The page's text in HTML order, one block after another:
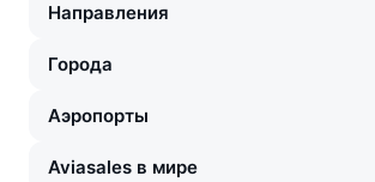
Направления
Города
Аэропорты
Aviasales в мире